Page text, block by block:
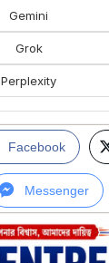
Gemini
Grok
Perplexity
Facebook
Messenger